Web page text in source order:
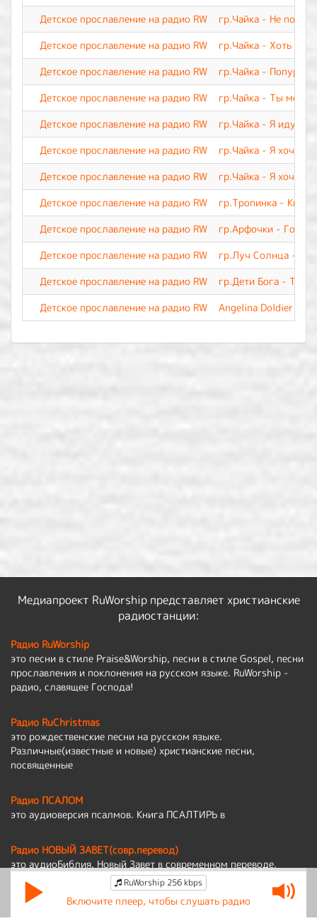
Детское прославление на радио RW
гр.Чайка - Не
Детское прославление на радио RW
гр.Чайка - Хоть я и
Детское прославление на радио RW
гр.Чайка - Попурри
Детское прославление на радио RW
гр.Чайка - Ты мой
Детское прославление на радио RW
гр.Чайка - Я иду
Детское прославление на радио RW
гр.Чайка - Я хочу с
Детское прославление на радио RW
гр.Чайка - Я хочу
Детское прославление на радио RW
гр.Тропинка -
Детское прославление на радио RW
гр.Арфочки -
Детское прославление на радио RW
гр.Луч Солнца -
Детское прославление на радио RW
гр.Дети Бога - Тебе
Детское прославление на радио RW
Angelina Doldier -
Медиапроект RuWorship представляет христианские
радиостанции:
Радио RuWorship
это песни в стиле Praise&Worship, песни в стиле Gospel, песни
прославления и поклонения на русском языке. RuWorship -
радио, славящее Господа!
Радио RuChristmas
это рождественские песни на русском языке.
Различные(известные и новые) христианские песни,
посвященные
Радио ПСАЛОМ
это аудиоверсия псалмов. Книга ПСАЛТИРЬ в
Радио НОВЫЙ ЗАВЕТ(совр.перевод)
это аудиоБиблия, Новый Завет в современном переводе.
Политика обработки персональных данных
RuWorship 256 kbps
Включите плеер, чтобы слушать радио